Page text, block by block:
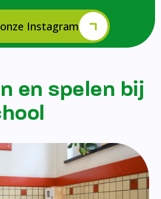
Instagram
en spelen bij